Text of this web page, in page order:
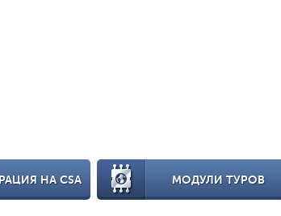
НА CSA МОДУЛИ ТУРОВ